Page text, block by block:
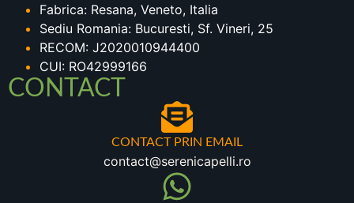
Fabrica: Resana, Veneto, Italia
Sediu Romania: Bucuresti, Sf. Vineri, 25
RECOM: J2020010944400
CUI: RO42999166
CONTACT
CONTACT PRIN EMAIL
contact@serenicapelli.ro